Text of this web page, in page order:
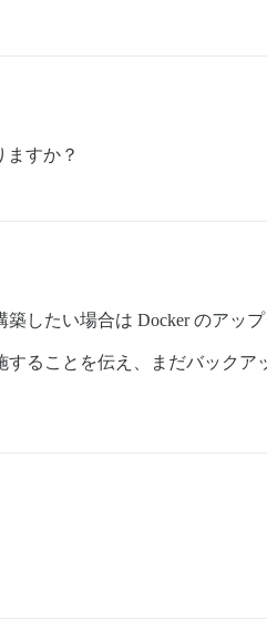
ますか？
したい場合は Docker のアップ
ることを伝え、まだバック